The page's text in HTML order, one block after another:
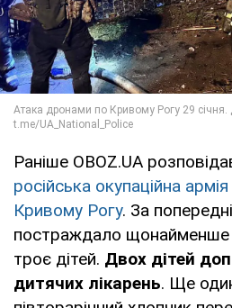
Раніше OBOZ.UA
російська окупаційна
Кривому Рогу. За
постраждало щонайменше
троє дітей. Двох дітей
дитячих лікарень. Ще